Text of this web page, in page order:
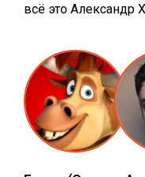
всё это Александр